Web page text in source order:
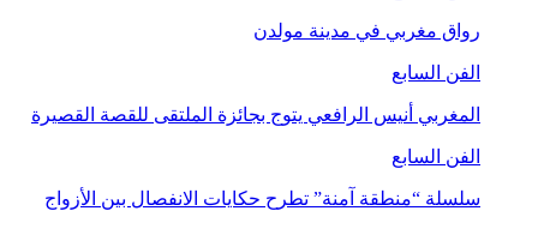
رواق مغربي في مدينة مولدن
الفن السابع
المغربي أنيس الرافعي يتوج بجائزة الملتقى للقصة القصيرة
الفن السابع
سلسلة “منطقة آمنة” تطرح حكايات الانفصال بين الأزواج